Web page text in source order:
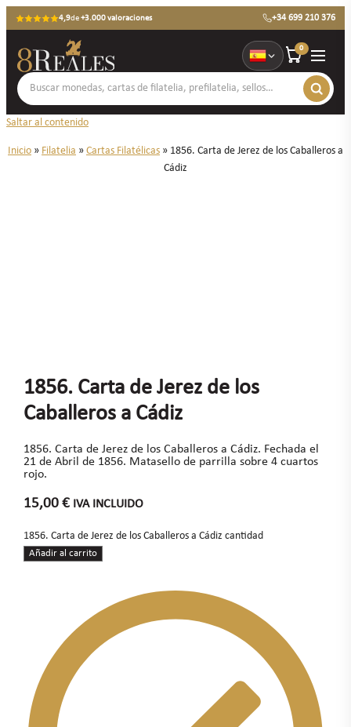
4,9de+3.000 valoraciones +34 699 210 376
0
Saltar al contenido
Inicio » Filatelia » Cartas Filatélicas » 1856. Carta de Jerez de los Caballeros a
Cádiz
1856. Carta de Jerez de los
Caballeros a Cádiz
1856. Carta de Jerez de los Caballeros a Cádiz. Fechada el
21 de Abril de 1856. Matasello de parrilla sobre 4 cuartos
rojo.
15,00 € IVA INCLUIDO
1856. Carta de Jerez de los Caballeros a Cádiz cantidad
Añadir al carrito